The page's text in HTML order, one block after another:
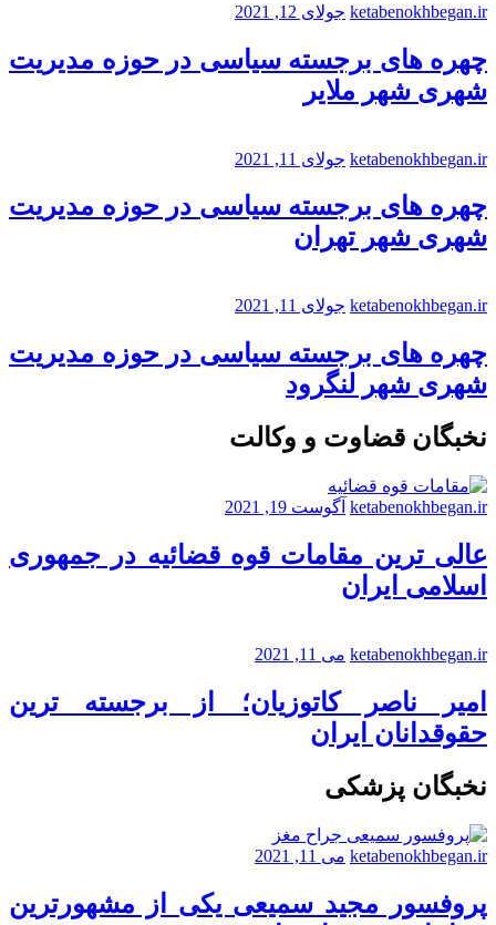
ketabenokhbegan.ir جولای 12, 2021
چهره های برجسته سیاسی در حوزه مدیریت
شهری شهر ملایر
ketabenokhbegan.ir جولای 11, 2021
چهره های برجسته سیاسی در حوزه مدیریت
شهری شهر تهران
ketabenokhbegan.ir جولای 11, 2021
چهره های برجسته سیاسی در حوزه مدیریت
شهری شهر لنگرود
نخبگان قضاوت و وکالت
ketabenokhbegan.ir آگوست 19, 2021
عالی ترین مقامات قوه قضائیه در جمهوری
اسلامی ایران
ketabenokhbegan.ir می 11, 2021
امیر ناصر کاتوزیان؛ از برجسته ترین
حقوقدانان ایران
نخبگان پزشکی
ketabenokhbegan.ir می 11, 2021
پروفسور مجید سمیعی یکی از مشهورترین